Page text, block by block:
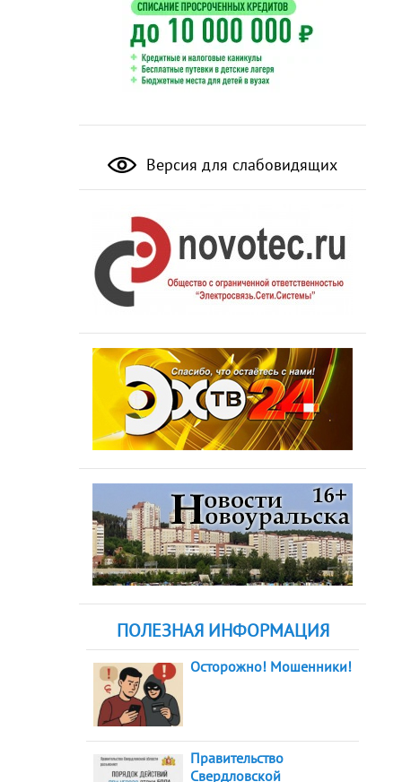
Версия для слабовидящих
ПОЛЕЗНАЯ ИНФОРМАЦИЯ
Осторожно! Мошенники!
Правительство
Свердловской